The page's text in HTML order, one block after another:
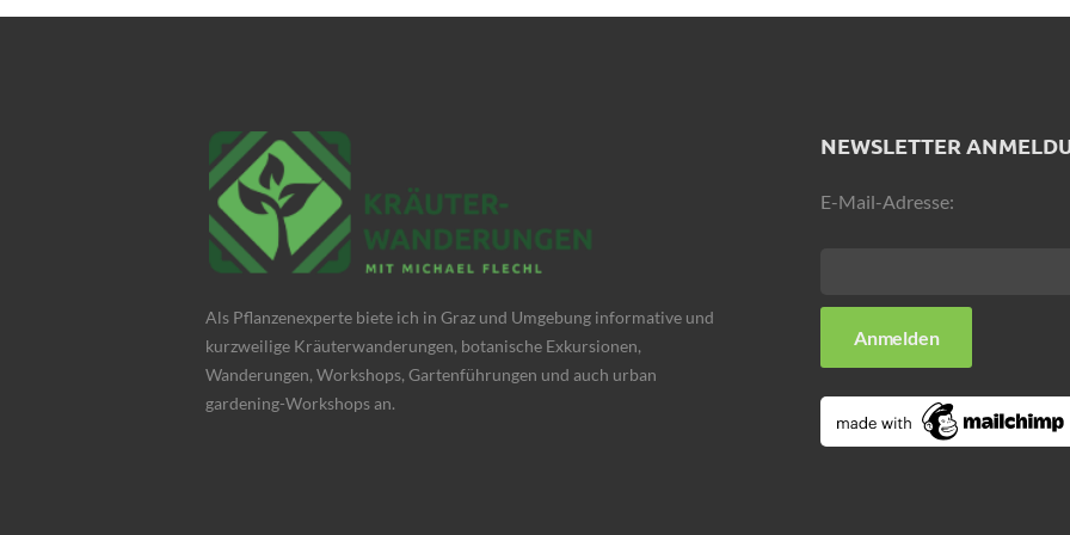
Als Pflanzenexperte biete ich in Graz und Umgebung informative und
kurzweilige Kräuterwanderungen, botanische Exkursionen,
Wanderungen, Workshops, Gartenführungen und auch urban
gardening-Workshops an.
NEWSLETTER
E-Mail-Adresse: